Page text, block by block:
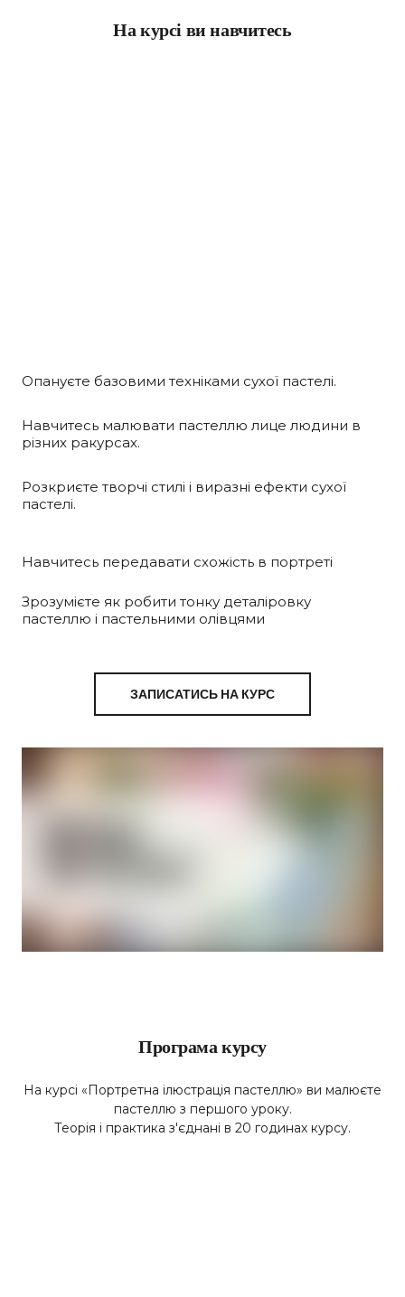
На курсі ви навчитесь
Опануєте базовими техніками сухої пастелі.
Навчитесь малювати пастеллю лице людини в
різних ракурсах.
Розкриєте творчі стилі і виразні ефекти сухої
пастелі.
Навчитесь передавати схожість в портреті
Зрозумієте як робити тонку деталіровку
пастеллю і пастельними олівцями
ЗАПИСАТИСЬ НА КУРС
Програма курсу
На курсі «Портретна ілюстрація пастеллю» ви малюєте
пастеллю з першого уроку.
Теорія і практика з'єднані в 20 годинах курсу.